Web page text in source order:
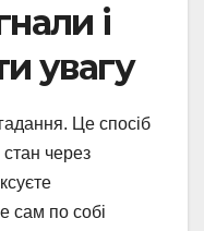
і
увагу
Це спосіб
через
сам по собі